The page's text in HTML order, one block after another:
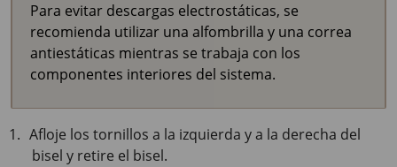
Para evitar descargas electrostáticas, se
recomienda utilizar una alfombrilla y una correa
antiestáticas mientras se trabaja con los
componentes interiores del sistema.
Afloje los tornillos a la izquierda y a la derecha del
bisel y retire el bisel.